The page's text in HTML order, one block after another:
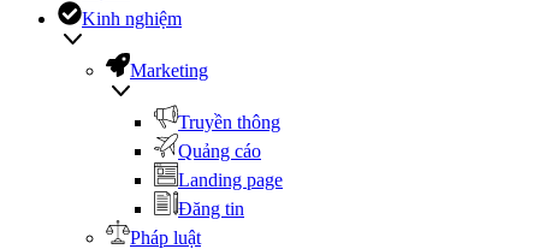
Kinh nghiệm
Marketing
Truyền thông
Quảng cáo
Landing page
Đăng tin
Pháp luật